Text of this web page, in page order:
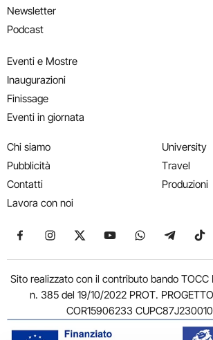
Newsletter
Podcast
Eventi e Mostre
Inaugurazioni
Finissage
Eventi in giornata
Chi siamo
Pubblicità
Contatti
Lavora con noi
University
Travel
Produzioni
Seguici su Facebook
Seguici su Instagram
Seguici su X
Seguici su YouTube
Seguici su
Seguici
Sito realizzato con il contributo bando
n. 385 del 19/10/2022 PROT.
COR15906233